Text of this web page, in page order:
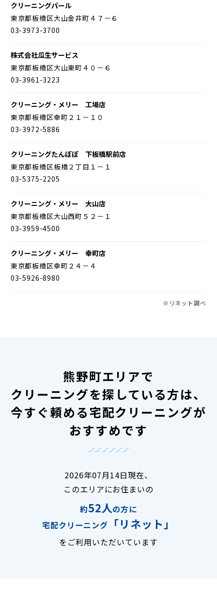
クリーニングパール
東京都板橋区大山金井町４７－６
03-3973-3700
株式会社瓜生サービス
東京都板橋区大山東町４０－６
03-3961-3223
クリーニング・メリー 工場店
東京都板橋区幸町２１－１０
03-3972-5886
クリーニングたんぽぽ 下板橋駅前店
東京都板橋区板橋２丁目１－１
03-5375-2205
クリーニング・メリー 大山店
東京都板橋区大山西町５２－１
03-3959-4500
クリーニング・メリー 幸町店
東京都板橋区幸町２４－４
03-5926-8980
※リネット調べ
熊野町エリアで
クリーニングを探している方は、
今すぐ頼める宅配クリーニングが
おすすめです
2026年07月14日現在、
このエリアにお住まいの
約52人の方に
宅配クリーニング
「リネット」
をご利用いただいています